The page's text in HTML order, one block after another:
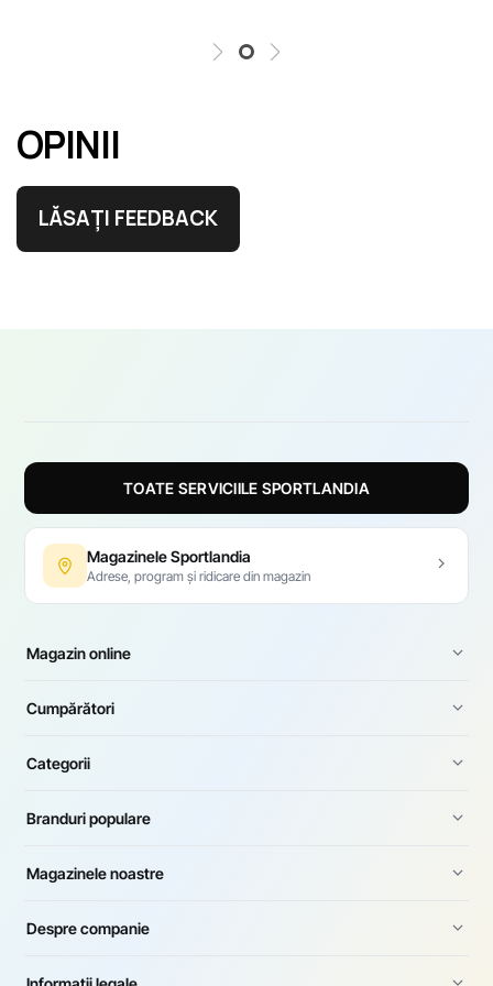
OPINII
LĂSAȚI FEEDBACK
TOATE SERVICIILE SPORTLANDIA
Magazinele Sportlandia
Adrese, program și ridicare din magazin
Magazin online
Cumpărători
Categorii
Branduri populare
Magazinele noastre
Despre companie